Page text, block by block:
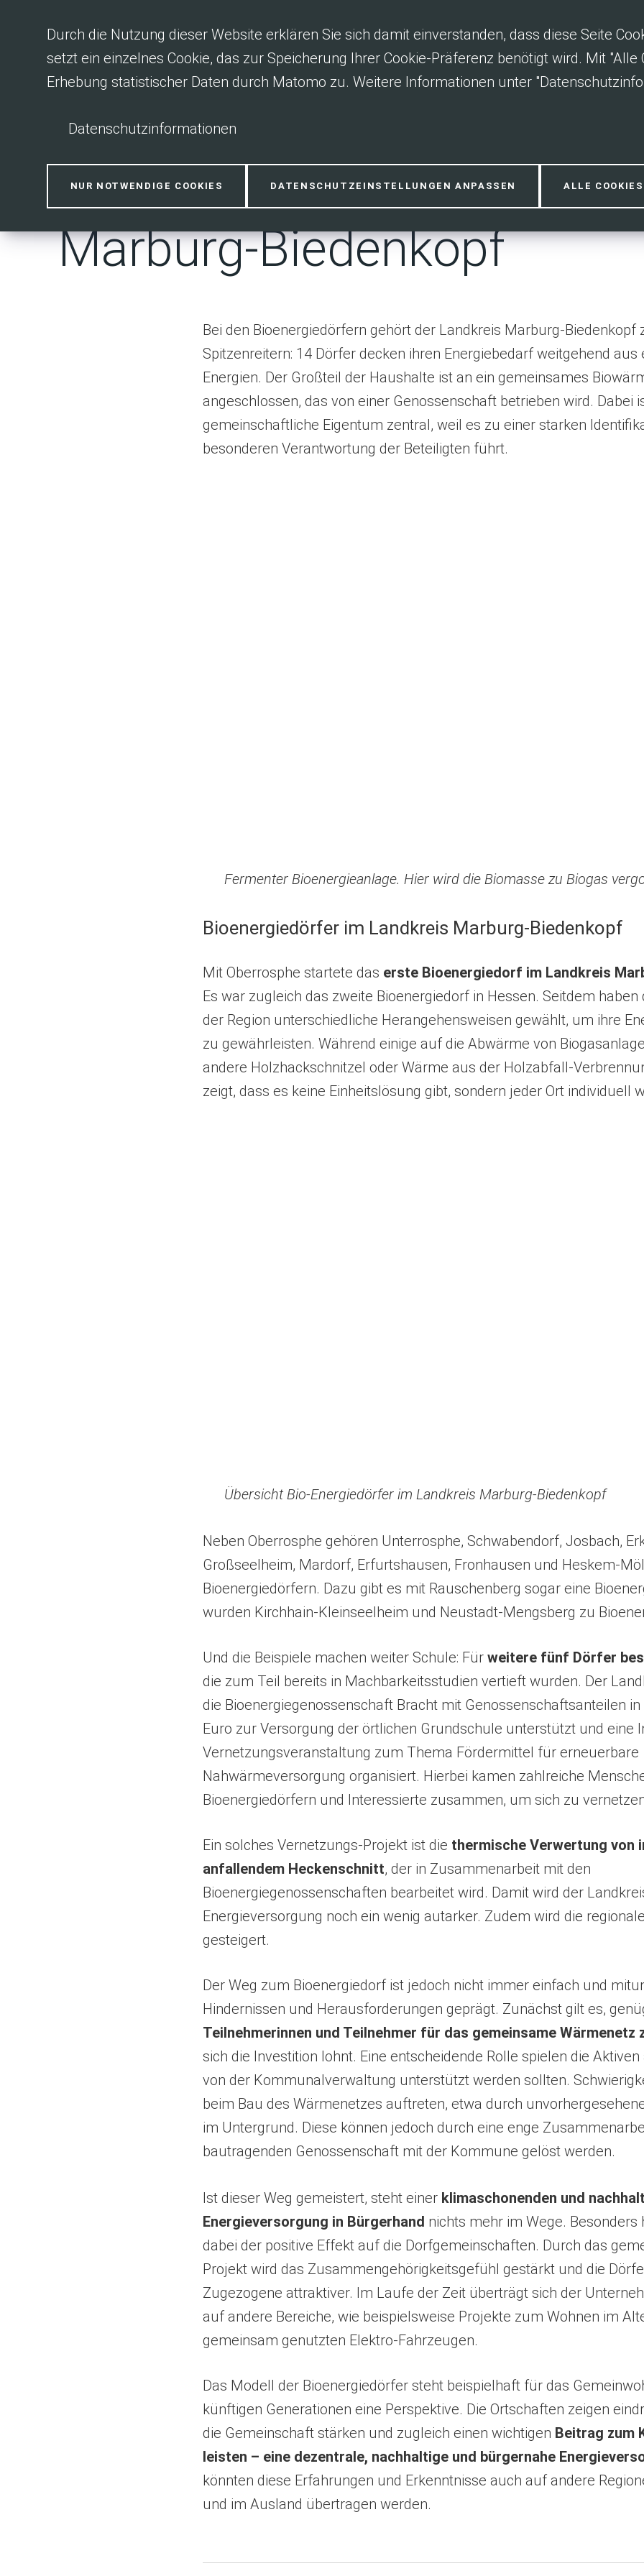
Durch die Nutzung dieser Website erklären Sie sich damit einverstanden, dass diese Seite
setzt ein einzelnes Cookie, das zur Speicherung Ihrer Cookie-Präferenz benötigt wird. Mit
Erhebung statistischer Daten durch Matomo zu. Weitere Informationen unter
Datenschutzinformationen
NUR NOTWENDIGE COOKIES DATENSCHUTZEINSTELLUNGEN ANPASSEN ALLE
Bioenergiedörfer im
Marburg-Biedenkopf
Bei den Bioenergiedörfern gehört der Landkreis Marburg-Biedenkopf
Spitzenreitern: 14 Dörfer decken ihren Energiebedarf weitgehend aus
Energien. Der Großteil der Haushalte ist an ein gemeinsames
angeschlossen, das von einer Genossenschaft betrieben wird. Dabei
gemeinschaftliche Eigentum zentral, weil es zu einer starken
besonderen Verantwortung der Beteiligten führt.
Fermenter Bioenergieanlage. Hier wird die Biomasse zu Biogas
Bioenergiedörfer im Landkreis Marburg-Biedenkopf
Mit Oberrosphe startete das erste Bioenergiedorf im Landkreis
Es war zugleich das zweite Bioenergiedorf in Hessen. Seitdem haben
der Region unterschiedliche Herangehensweisen gewählt, um ihre
zu gewährleisten. Während einige auf die Abwärme von
andere Holzhackschnitzel oder Wärme aus der Holzabfall-
zeigt, dass es keine Einheitslösung gibt, sondern jeder Ort individuell
Übersicht Bio-Energiedörfer im Landkreis Marburg-Biedenkopf
Neben Oberrosphe gehören Unterrosphe, Schwabendorf, Josbach,
Großseelheim, Mardorf, Erfurtshausen, Fronhausen und Heskem-
Bioenergiedörfern. Dazu gibt es mit Rauschenberg sogar eine
wurden Kirchhain-Kleinseelheim und Neustadt-Mengsberg zu
Und die Beispiele machen weiter Schule: Für weitere fünf Dörfer
die zum Teil bereits in Machbarkeitsstudien vertieft wurden. Der
die Bioenergiegenossenschaft Bracht mit Genossenschaftsanteilen
Euro zur Versorgung der örtlichen Grundschule unterstützt und eine
Vernetzungsveranstaltung zum Thema Fördermittel für erneuerbare
Nahwärmeversorgung organisiert. Hierbei kamen zahlreiche
Bioenergiedörfern und Interessierte zusammen, um sich zu
Ein solches Vernetzungs-Projekt ist die thermische Verwertung von
anfallendem Heckenschnitt, der in Zusammenarbeit mit den
Bioenergiegenossenschaften bearbeitet wird. Damit wird der
Energieversorgung noch ein wenig autarker. Zudem wird die
gesteigert.
Der Weg zum Bioenergiedorf ist jedoch nicht immer einfach und
Hindernissen und Herausforderungen geprägt. Zunächst gilt es,
Teilnehmerinnen und Teilnehmer für das gemeinsame Wärmenetz
sich die Investition lohnt. Eine entscheidende Rolle spielen die
von der Kommunalverwaltung unterstützt werden sollten.
beim Bau des Wärmenetzes auftreten, etwa durch
im Untergrund. Diese können jedoch durch eine enge
bautragenden Genossenschaft mit der Kommune gelöst werden.
Ist dieser Weg gemeistert, steht einer klimaschonenden und
Energieversorgung in Bürgerhand nichts mehr im Wege.
dabei der positive Effekt auf die Dorfgemeinschaften. Durch das
Projekt wird das Zusammengehörigkeitsgefühl gestärkt und die
Zugezogene attraktiver. Im Laufe der Zeit überträgt sich der
auf andere Bereiche, wie beispielsweise Projekte zum Wohnen im
gemeinsam genutzten Elektro-Fahrzeugen.
Das Modell der Bioenergiedörfer steht beispielhaft für das
künftigen Generationen eine Perspektive. Die Ortschaften zeigen
die Gemeinschaft stärken und zugleich einen wichtigen Beitrag zum
leisten – eine dezentrale, nachhaltige und bürgernahe
könnten diese Erfahrungen und Erkenntnisse auch auf andere
und im Ausland übertragen werden.